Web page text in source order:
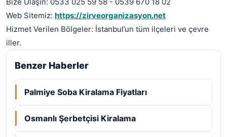
Web Sitemiz: https://zirveorganizasyon.net
Hizmet Verilen Bölgeler: İstanbul’un tüm ilçeleri ve çevre
iller.
Benzer Haberler
Palmiye Soba Kiralama Fiyatları
Osmanlı Şerbetçisi Kiralama